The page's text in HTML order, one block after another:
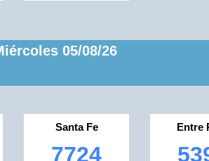
05/08/26
Santa Fe
7724
Entre